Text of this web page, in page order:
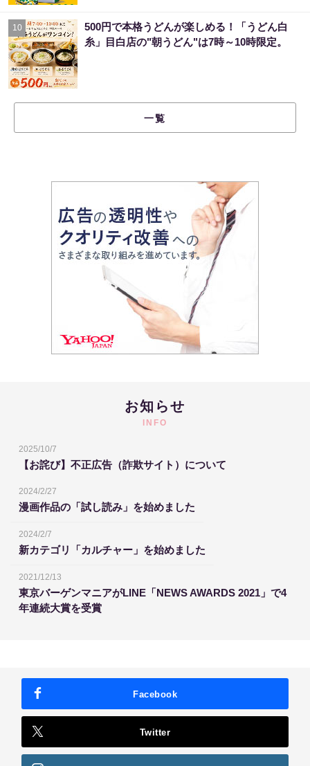
10
500円で本格うどんが楽しめる！「うどん白
糸」目白店の"朝うどん"は7時～10時限定。
一覧
お知らせ
INFO
2025/10/7
【お詫び】不正広告（詐欺サイト）について
2024/2/27
漫画作品の「試し読み」を始めました
2024/2/7
新カテゴリ「カルチャー」を始めました
2021/12/13
東京バーゲンマニアがLINE「NEWS AWARDS 2021」で4
年連続大賞を受賞
Facebook
Twitter